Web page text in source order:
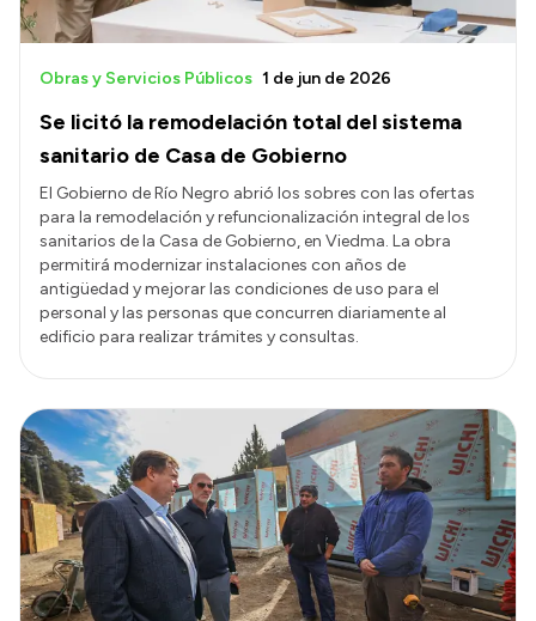
Se licitó la remodelación total del sistema
sanitario de Casa de Gobierno
Obras y Servicios Públicos 1 de jun de 2026
El Gobierno de Río Negro abrió los sobres con las ofertas
para la remodelación y refuncionalización integral de los
sanitarios de la Casa de Gobierno, en Viedma. La obra
permitirá modernizar instalaciones con años de
antigüedad y mejorar las condiciones de uso para el
personal y las personas que concurren diariamente al
edificio para realizar trámites y consultas.